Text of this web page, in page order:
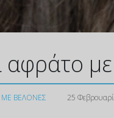
αφράτο
ΜΕ ΒΕΛΟΝΕΣ 25